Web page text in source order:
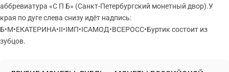
аббревиатура «С П Б» (Санкт-Петербургский монетный двор).У
края по дуге слева снизу идёт надпись:
Б•М•ЕКАТЕРИНА•II•IМП•IСАМОД•ВСЕРОСС•Буртик состоит из
зубцов.